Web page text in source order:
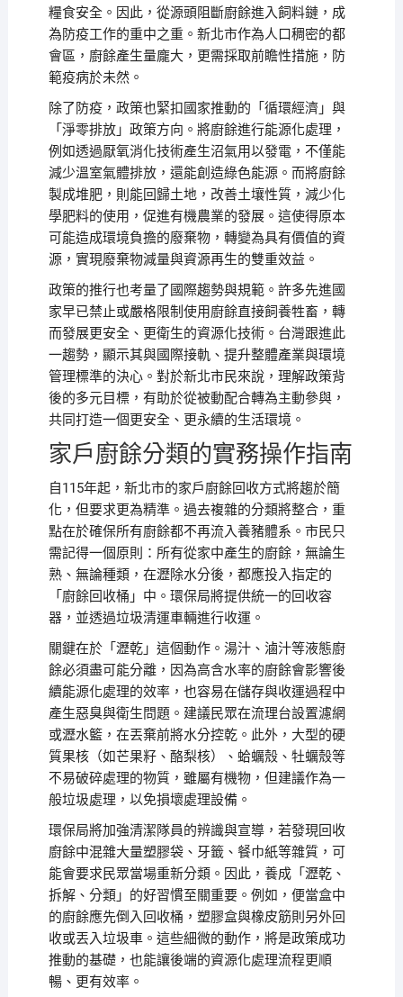
糧食安全。因此，從源頭阻斷廚餘進入飼料鏈，成
為防疫工作的重中之重。新北市作為人口稠密的都
會區，廚餘產生量龐大，更需採取前瞻性措施，防
範疫病於未然。
除了防疫，政策也緊扣國家推動的「循環經濟」與
「淨零排放」政策方向。將廚餘進行能源化處理，
例如透過厭氧消化技術產生沼氣用以發電，不僅能
減少溫室氣體排放，還能創造綠色能源。而將廚餘
製成堆肥，則能回歸土地，改善土壤性質，減少化
學肥料的使用，促進有機農業的發展。這使得原本
可能造成環境負擔的廢棄物，轉變為具有價值的資
源，實現廢棄物減量與資源再生的雙重效益。
政策的推行也考量了國際趨勢與規範。許多先進國
家早已禁止或嚴格限制使用廚餘直接飼養牲畜，轉
而發展更安全、更衛生的資源化技術。台灣跟進此
一趨勢，顯示其與國際接軌、提升整體產業與環境
管理標準的決心。對於新北市民來說，理解政策背
後的多元目標，有助於從被動配合轉為主動參與，
共同打造一個更安全、更永續的生活環境。
家戶廚餘分類的實務操作指南
自115年起，新北市的家戶廚餘回收方式將趨於簡
化，但要求更為精準。過去複雜的分類將整合，重
點在於確保所有廚餘都不再流入養豬體系。市民只
需記得一個原則：所有從家中產生的廚餘，無論生
熟、無論種類，在瀝除水分後，都應投入指定的
「廚餘回收桶」中。環保局將提供統一的回收容
器，並透過垃圾清運車輛進行收運。
關鍵在於「瀝乾」這個動作。湯汁、滷汁等液態廚
餘必須盡可能分離，因為高含水率的廚餘會影響後
續能源化處理的效率，也容易在儲存與收運過程中
產生惡臭與衛生問題。建議民眾在流理台設置濾網
或瀝水籃，在丟棄前將水分控乾。此外，大型的硬
質果核（如芒果籽、酪梨核）、蛤蠣殼、牡蠣殼等
不易破碎處理的物質，雖屬有機物，但建議作為一
般垃圾處理，以免損壞處理設備。
環保局將加強清潔隊員的辨識與宣導，若發現回收
廚餘中混雜大量塑膠袋、牙籤、餐巾紙等雜質，可
能會要求民眾當場重新分類。因此，養成「瀝乾、
拆解、分類」的好習慣至關重要。例如，便當盒中
的廚餘應先倒入回收桶，塑膠盒與橡皮筋則另外回
收或丟入垃圾車。這些細微的動作，將是政策成功
推動的基礎，也能讓後端的資源化處理流程更順
暢、更有效率。